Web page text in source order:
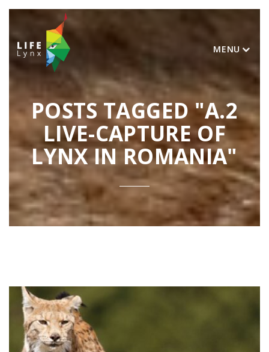
MENU
POSTS TAGGED "A.2
LIVE-CAPTURE OF
LYNX IN ROMANIA"